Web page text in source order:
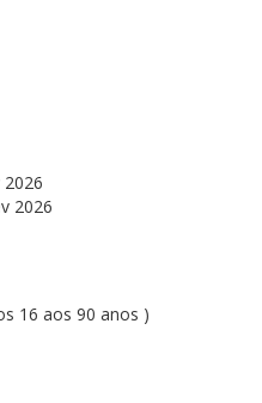
2026
16 aos 90 anos )